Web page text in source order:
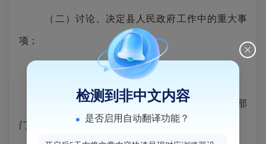
（二）讨论、决定县人民政府工作中的重大事
项；
（三）部署县人民政府的重要工作。
县人民政府全体会议根据需要可安排其他有关部
门、单位负责人列席会议。
检测到非中文内容
是否启用自动翻译功能？